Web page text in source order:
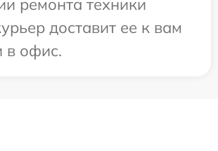
ремонта техники
доставит ее к вам
в офис.